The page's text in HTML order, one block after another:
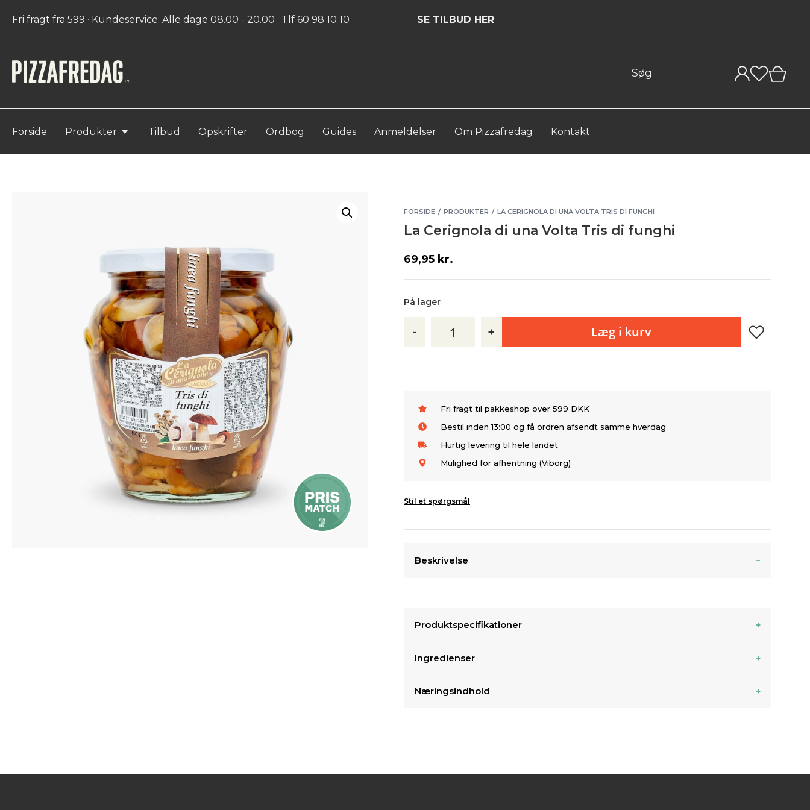
Fri fragt fra 599 · Kundeservice: Alle dage 08.00 - 20.00 · Tlf 60 98 10 10 SE TILBUD HER
Forside Produkter Tilbud Opskrifter Ordbog Guides Anmeldelser Om Pizzafredag Kontakt
FORSIDE / PRODUKTER / LA CERIGNOLA DI UNA VOLTA TRIS DI FUNGHI
La Cerignola di una Volta Tris di funghi
69,95 kr.
På lager
- + Læg i kurv
Fri fragt til pakkeshop over 599 DKK
Bestil inden 13:00 og få ordren afsendt samme hverdag
Hurtig levering til hele landet
Mulighed for afhentning (Viborg)
Stil et spørgsmål
Beskrivelse
Produktspecifikationer
Ingredienser
Næringsindhold